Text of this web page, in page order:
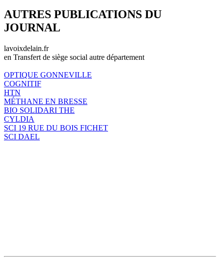
AUTRES PUBLICATIONS DU
JOURNAL
lavoixdelain.fr
en Transfert de siège social autre département
OPTIQUE GONNEVILLE
COGNITIF
HTN
MÉTHANE EN BRESSE
BIO SOLIDARI THE
CYLDIA
SCI 19 RUE DU BOIS FICHET
SCI DAEL